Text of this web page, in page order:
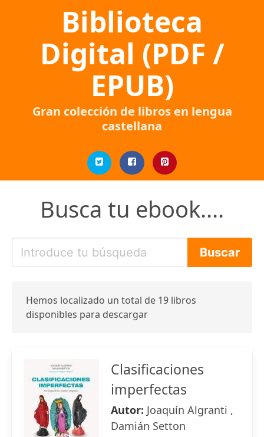
Biblioteca
Digital (PDF /
EPUB)
Gran colección de libros en lengua
castellana
Busca tu ebook....
Hemos localizado un total de 19 libros
disponibles para descargar
Clasificaciones
imperfectas
Autor: Joaquín Algranti ,
Damián Setton